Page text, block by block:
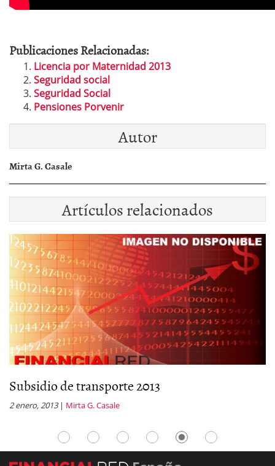
Publicaciones Relacionadas:
Licencia por Maternidad 2013
Seguridad social
Seguridad Social
Pensiones Porvenir
Autor
Mirta G. Casale
Artículos relacionados
Subsidio de transporte 2013
2 enero, 2013| Mirta G. Casale